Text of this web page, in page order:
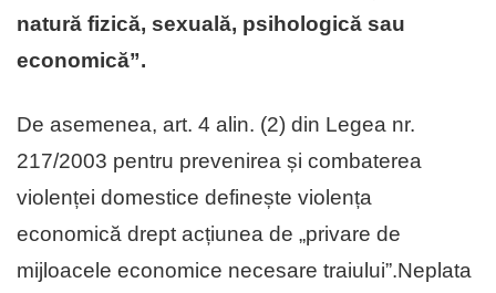
natură fizică, sexuală, psihologică sau
economică”.
De asemenea, art. 4 alin. (2) din Legea nr.
217/2003 pentru prevenirea și combaterea
violenței domestice definește violența
economică drept acțiunea de „privare de
mijloacele economice necesare traiului”.Neplata